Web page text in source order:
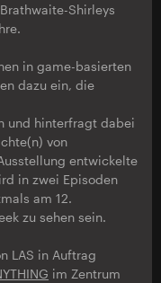
Shirleys
in game-basierten
dazu ein, die
und hinterfragt dabei
von
entwickelte
in zwei Episoden
am 12.
zu sehen sein.
LAS in Auftrag
im Zentrum